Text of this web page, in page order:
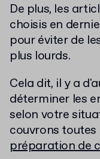
De plus, les
choisis en
pour éviter de
plus lourds.
Cela dit, il y a
déterminer les
selon votre
couvrons
préparation de